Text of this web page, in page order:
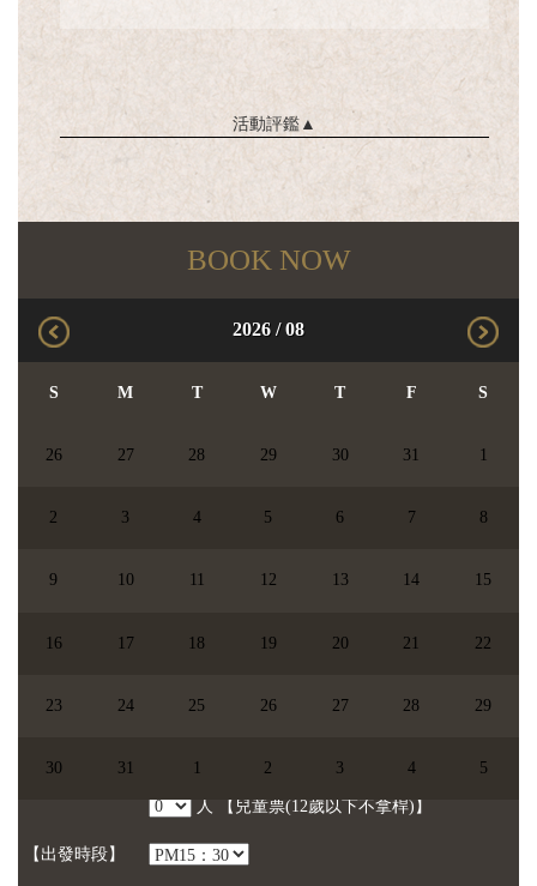
活動評鑑 ▲
BOOK NOW
人
【兒童票(12歲以下不拿桿)】
【出發時段】
2026/08
S M T W T F S
26 27 28 29 30 31 1
2 3 4 5 6 7 8
9 10 11 12 13 14 15
16 17 18 19 20 21 22
23 24 25 26 27 28 29
30 31 1 2 3 4 5